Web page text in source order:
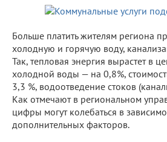
Больше платить жителям региона
холодную и горячую воду,
Так, тепловая энергия вырастет в
холодной воды — на 0,8%,
3,3 %, водоотведение стоков
Как отмечают в региональном
цифры могут колебаться в
дополнительных факторов.